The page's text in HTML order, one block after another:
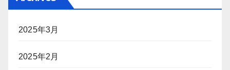
2025年3月
2025年2月